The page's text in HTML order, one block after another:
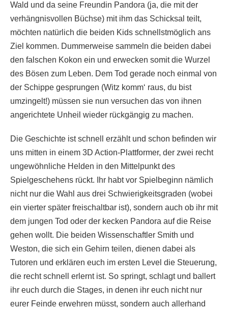
Wald und da seine Freundin Pandora (ja, die mit der
verhängnisvollen Büchse) mit ihm das Schicksal teilt,
möchten natürlich die beiden Kids schnellstmöglich ans
Ziel kommen. Dummerweise sammeln die beiden dabei
den falschen Kokon ein und erwecken somit die Wurzel
des Bösen zum Leben. Dem Tod gerade noch einmal von
der Schippe gesprungen (Witz komm‘ raus, du bist
umzingelt!) müssen sie nun versuchen das von ihnen
angerichtete Unheil wieder rückgängig zu machen.
Die Geschichte ist schnell erzählt und schon befinden wir
uns mitten in einem 3D Action-Plattformer, der zwei recht
ungewöhnliche Helden in den Mittelpunkt des
Spielgeschehens rückt. Ihr habt vor Spielbeginn nämlich
nicht nur die Wahl aus drei Schwierigkeitsgraden (wobei
ein vierter später freischaltbar ist), sondern auch ob ihr mit
dem jungen Tod oder der kecken Pandora auf die Reise
gehen wollt. Die beiden Wissenschaftler Smith und
Weston, die sich ein Gehirn teilen, dienen dabei als
Tutoren und erklären euch im ersten Level die Steuerung,
die recht schnell erlernt ist. So springt, schlagt und ballert
ihr euch durch die Stages, in denen ihr euch nicht nur
eurer Feinde erwehren müsst, sondern auch allerhand